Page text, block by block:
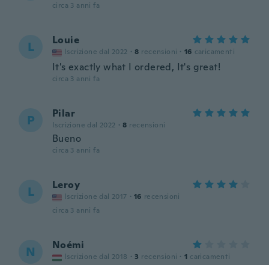
circa 3 anni fa
L Louie
Iscrizione dal 2022 · 8 recensioni · 16 caricamenti
It's exactly what I ordered, It's great!
circa 3 anni fa
P Pilar
Iscrizione dal 2022 · 8 recensioni
Bueno
circa 3 anni fa
L Leroy
Iscrizione dal 2017 · 16 recensioni
circa 3 anni fa
N Noémi
Iscrizione dal 2018 · 3 recensioni · 1 caricamenti